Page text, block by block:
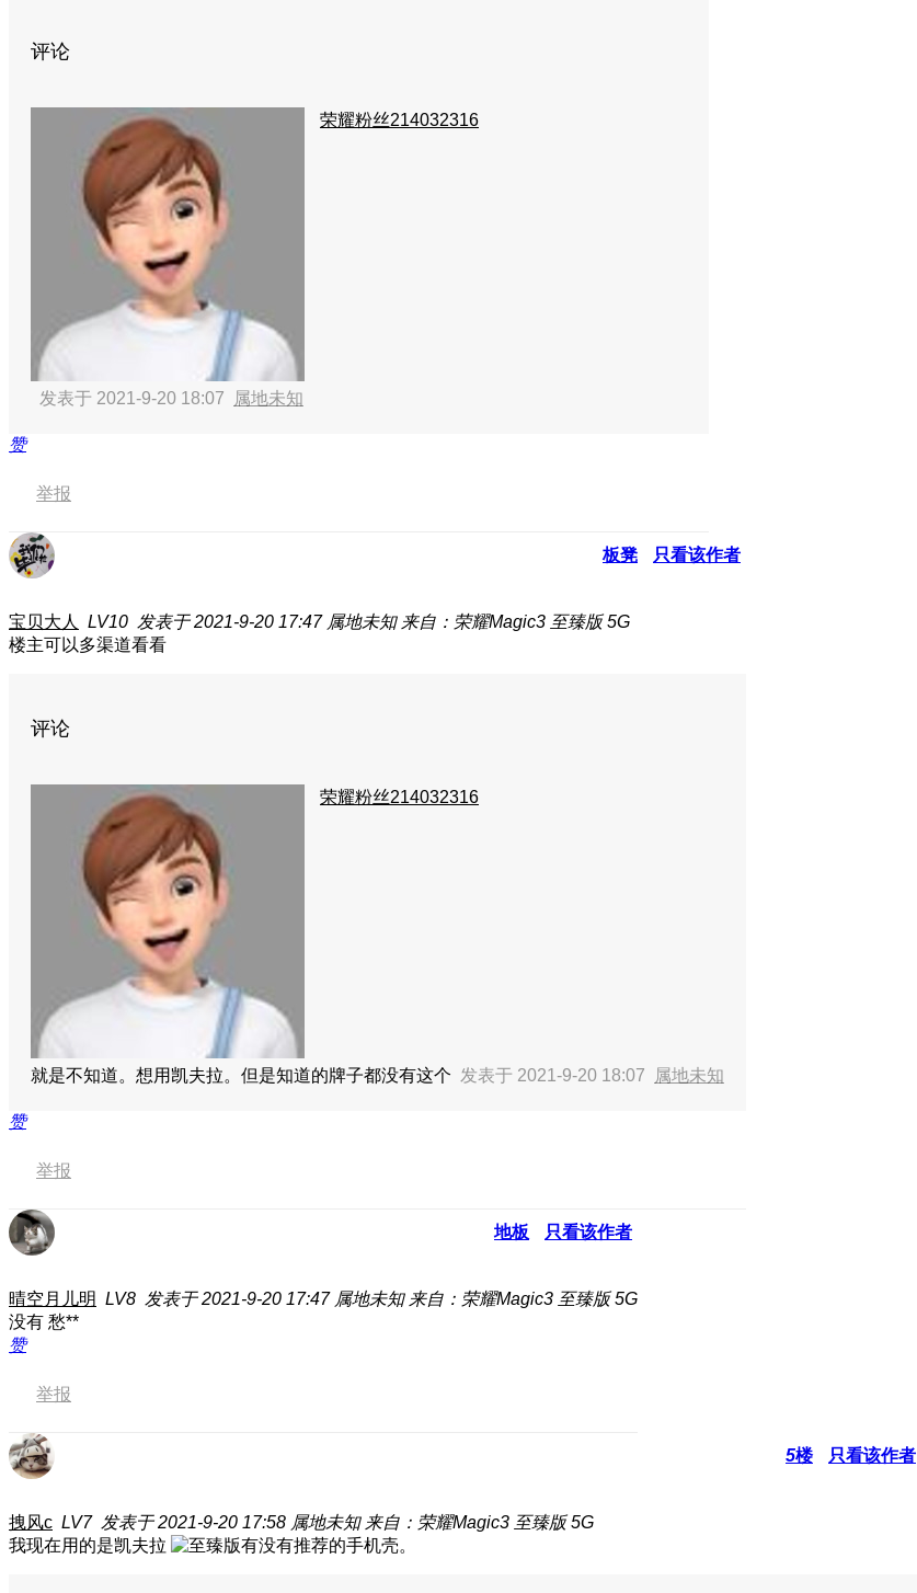
评论
荣耀粉丝214032316
发表于 2021-9-20 18:07 属地未知
赞
举报
板凳 只看该作者
宝贝大人 LV10 发表于 2021-9-20 17:47 属地未知 来自：荣耀Magic3 至臻版 5G
楼主可以多渠道看看
评论
荣耀粉丝214032316
就是不知道。想用凯夫拉。但是知道的牌子都没有这个 发表于 2021-9-20 18:07 属地未知
赞
举报
地板 只看该作者
晴空月儿明 LV8 发表于 2021-9-20 17:47 属地未知 来自：荣耀Magic3 至臻版 5G
没有 愁**
赞
举报
5楼 只看该作者
拽风c LV7 发表于 2021-9-20 17:58 属地未知 来自：荣耀Magic3 至臻版 5G
我现在用的是凯夫拉